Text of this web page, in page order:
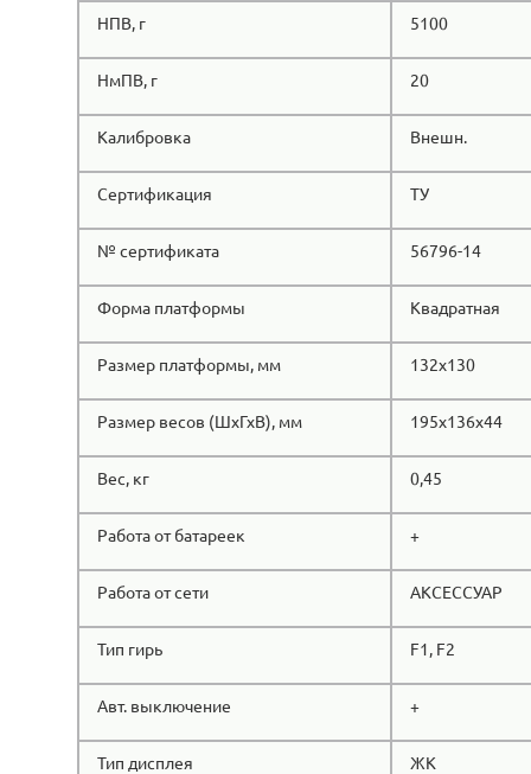
НПВ, г 5100
НмПВ, г 20
Калибровка Внешн.
Сертификация ТУ
№ сертификата 56796-14
Форма платформы Квадратная
Размер платформы, мм 132х130
Размер весов (ШхГхВ), мм 195х136х44
Вес, кг 0,45
Работа от батареек +
Работа от сети АКСЕССУАР
Тип гирь F1, F2
Авт. выключение +
Тип дисплея ЖК